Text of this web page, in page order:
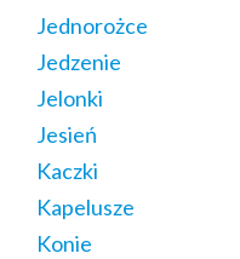
Jednorożce
Jedzenie
Jelonki
Jesień
Kaczki
Kapelusze
Konie